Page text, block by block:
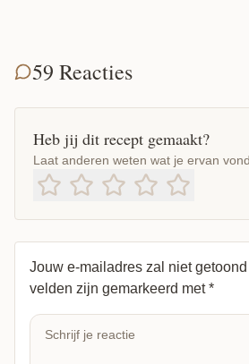
59 Reacties
Heb jij dit recept gemaakt?
Laat anderen weten wat je ervan vond.
Jouw e-mailadres zal niet
velden zijn gemarkeerd met*